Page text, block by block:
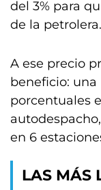
del 3% para
de la petrolera.
A ese precio
beneficio:
porcentuales
en 6
LAS MÁS